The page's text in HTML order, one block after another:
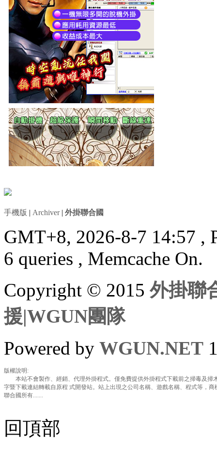
手機版 | Archiver| 外掛聯合國
GMT+8, 2026-8-7 14:57 ,
6 queries , Memcache On.
Copyright © 2015外掛聯
援|WGUN團隊
Powered by WGUN.NET
版權說明:
本站不會製作、經銷、代理外掛程式。僅免費提供外掛程式下載前之掃毒及掃
字暨下載連結轉載自原程 式開發站。站上出現之公司名稱、遊戲名稱、程式等，
聯合國所有.......
回頂部